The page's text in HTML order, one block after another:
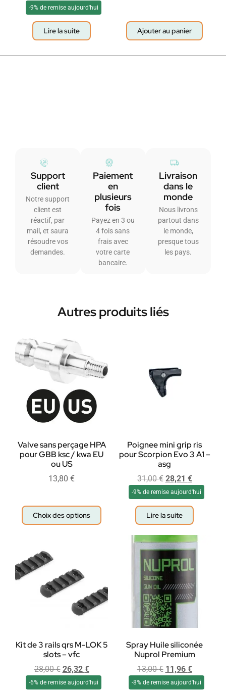
-9% de remise aujourd'hui
Lire la suite Ajouter au panier
Support
client
Notre support
client est
réactif, par
mail, et saura
résoudre vos
demandes.
Paiement
en
plusieurs
fois
Payez en 3 ou
4 fois sans
frais avec
votre carte
bancaire.
Livraison
dans le
monde
Nous livrons
partout dans
le monde,
presque tous
les pays.
Autres produits liés
Valve sans perçage HPA
pour GBB ksc / kwa EU
ou US
13,80 €
Choix des options
Poignee mini grip ris
pour Scorpion Evo 3 A1 –
asg
31,00€ 28,21 €
-9% de remise aujourd'hui
Lire la suite
Kit de 3 rails qrs M-LOK 5
slots – vfc
28,00€ 26,32 €
-6% de remise aujourd'hui
Spray Huile siliconée
Nuprol Premium
13,00€ 11,96 €
-8% de remise aujourd'hui